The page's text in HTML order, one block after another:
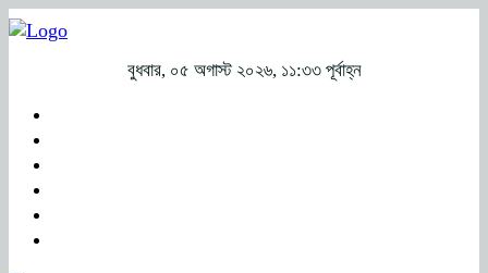
বুধবার, ০৫ অগাস্ট ২০২৬, ১১:৩৩ পূর্বাহ্ন